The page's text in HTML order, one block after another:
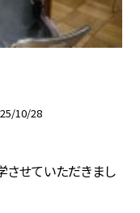
10/28
せていただきまし